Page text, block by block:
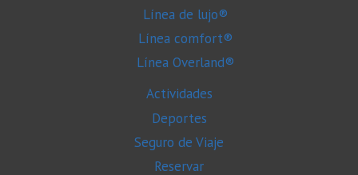
Línea de lujo®
Línea comfort®
Línea Overland®
Actividades
Deportes
Seguro de Viaje
Reservar